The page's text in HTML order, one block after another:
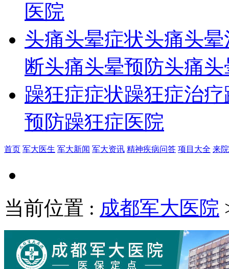
医院
头痛头晕症状头痛头
断头痛头晕预防头痛
躁狂症症状躁狂症治疗
预防躁狂症医院
首页 军大医生 军大新闻 军大资讯 精神疾病问答 项目大全 来
当前位置 : 成都军大医院